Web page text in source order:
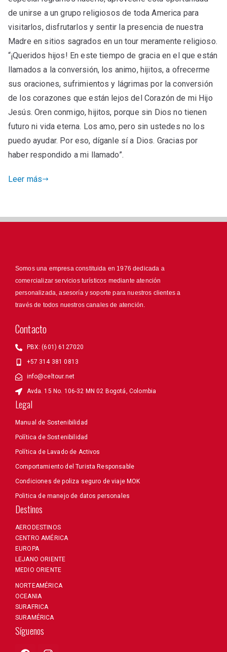
de unirse a un grupo religiosos de toda America para
visitarlos, disfrutarlos y sentir la presencia de nuestra
Madre en sitios sagrados en un tour meramente religioso.
“¡Queridos hijos! En este tiempo de gracia en el que están
llamados a la conversión, los animo, hijitos, a ofrecerme
sus oraciones, sufrimientos y lágrimas por la conversión
de los corazones que están lejos del Corazón de mi Hijo
Jesús. Oren conmigo, hijitos, porque sin Dios no tienen
futuro ni vida eterna. Los amo, pero sin ustedes no los
puedo ayudar. Por eso, díganle sí a Dios. Gracias por
haber respondido a mi llamado”.
Leer más
Somos una empresa constituida en 1976 dedicada a
comercializar servicios turísticos mediante atención
personalizada, asesoría y soporte para nuestros clientes a
través de todos nuestros canales de atención.
Contacto
PBX: (601) 6127020
+57 314 381 0813
info@celtour.net
Avda. 15 No. 106-32 MN 02 Bogotá, Colombia
Legal
Manual de Sostenibilidad
Política de Sostenibilidad
Política de Lavado de Activos
Comportamiento del Turista Responsable
Condiciones de poliza seguro de viaje MOK
Politica de manejo de datos personales
Destinos
AERODESTINOS
CENTRO AMÉRICA
EUROPA
LEJANO ORIENTE
MEDIO ORIENTE
NORTEAMÉRICA
OCEANIA
SURAFRICA
SURAMÉRICA
Síguenos